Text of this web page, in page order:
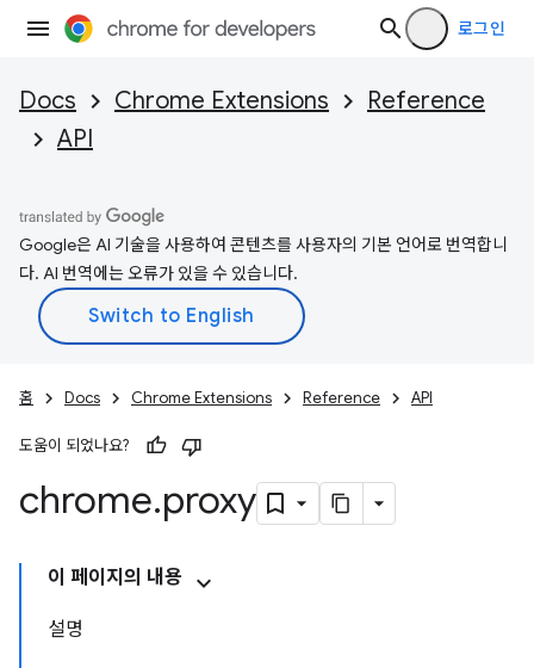
로그인
Docs Chrome Extensions
Reference
API
Google은 AI 기술을 사용하여 콘텐츠를 사용자의 기본 언어로 번역합니
다. AI 번역에는 오류가 있을 수 있습니다.
홈 Docs Chrome Extensions Reference API
도움이 되었나요?
chrome.proxy
이 페이지의 내용
설명